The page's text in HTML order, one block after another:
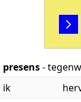
presens-
ik